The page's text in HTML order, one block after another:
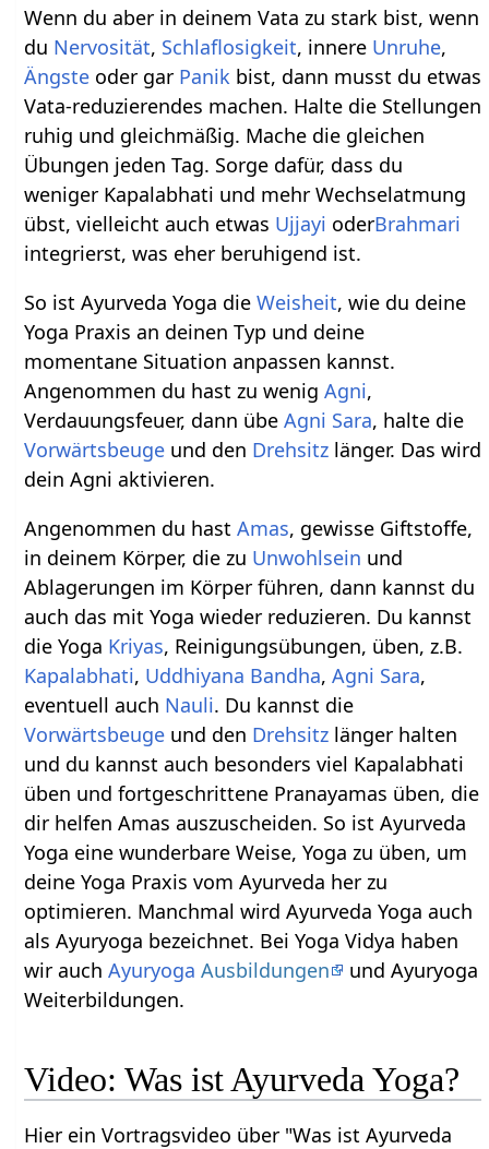
Wenn du aber in deinem Vata zu stark bist, wenn
du Nervosität, Schlaflosigkeit, innere Unruhe,
Ängste oder gar Panik bist, dann musst du etwas
Vata-reduzierendes machen. Halte die Stellungen
ruhig und gleichmäßig. Mache die gleichen
Übungen jeden Tag. Sorge dafür, dass du
weniger Kapalabhati und mehr Wechselatmung
übst, vielleicht auch etwas Ujjayi oderBrahmari
integrierst, was eher beruhigend ist.
So ist Ayurveda Yoga dieWeisheit, wie du deine
Yoga Praxis an deinen Typ und deine
momentane Situation anpassen kannst.
Angenommen du hast zu wenigAgni,
Verdauungsfeuer, dann übeAgni Sara, halte die
Vorwärtsbeuge und den Drehsitz länger. Das wird
dein Agni aktivieren.
Angenommen du hastAmas, gewisse Giftstoffe,
in deinem Körper, die zu Unwohlsein und
Ablagerungen im Körper führen, dann kannst du
auch das mit Yoga wieder reduzieren. Du kannst
die Yoga Kriyas, Reinigungsübungen, üben, z.B.
Kapalabhati, Uddhiyana Bandha,Agni Sara,
eventuell auch Nauli. Du kannst die
Vorwärtsbeuge und den Drehsitz länger halten
und du kannst auch besonders viel Kapalabhati
üben und fortgeschrittene Pranayamas üben, die
dir helfen Amas auszuscheiden. So ist Ayurveda
Yoga eine wunderbare Weise, Yoga zu üben, um
deine Yoga Praxis vom Ayurveda her zu
optimieren. Manchmal wird Ayurveda Yoga auch
als Ayuryoga bezeichnet. Bei Yoga Vidya haben
wir auchAyuryoga Ausbildungen
und Ayuryoga
Weiterbildungen.
Video: Was ist Ayurveda Yoga?
Hier ein Vortragsvideo über "Was ist Ayurveda